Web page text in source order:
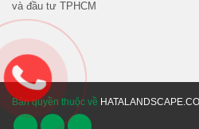
và đầu tư TPHCM
Bản quyền thuộc về